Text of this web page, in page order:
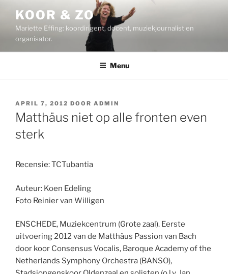
inhoud
KOOR & ZO
Mariette Effing: koordirigent, docent, muziekjournalist en
organisator.
Menu
GEPLAATST
OP
APRIL 7, 2012 DOOR ADMIN
Matthäus niet op alle fronten even
sterk
Recensie: TCTubantia
Auteur: Koen Edeling
Foto Reinier van Willigen
ENSCHEDE, Muziekcentrum (Grote zaal). Eerste
uitvoering 2012 van de Matthäus Passion van Bach
door koor Consensus Vocalis, Baroque Academy of the
Netherlands Symphony Orchestra (BANSO),